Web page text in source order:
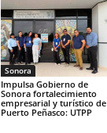
Sonora
Impulsa Gobierno de
Sonora fortalecimiento
empresarial y turístico de
Puerto Peñasco: UTPP